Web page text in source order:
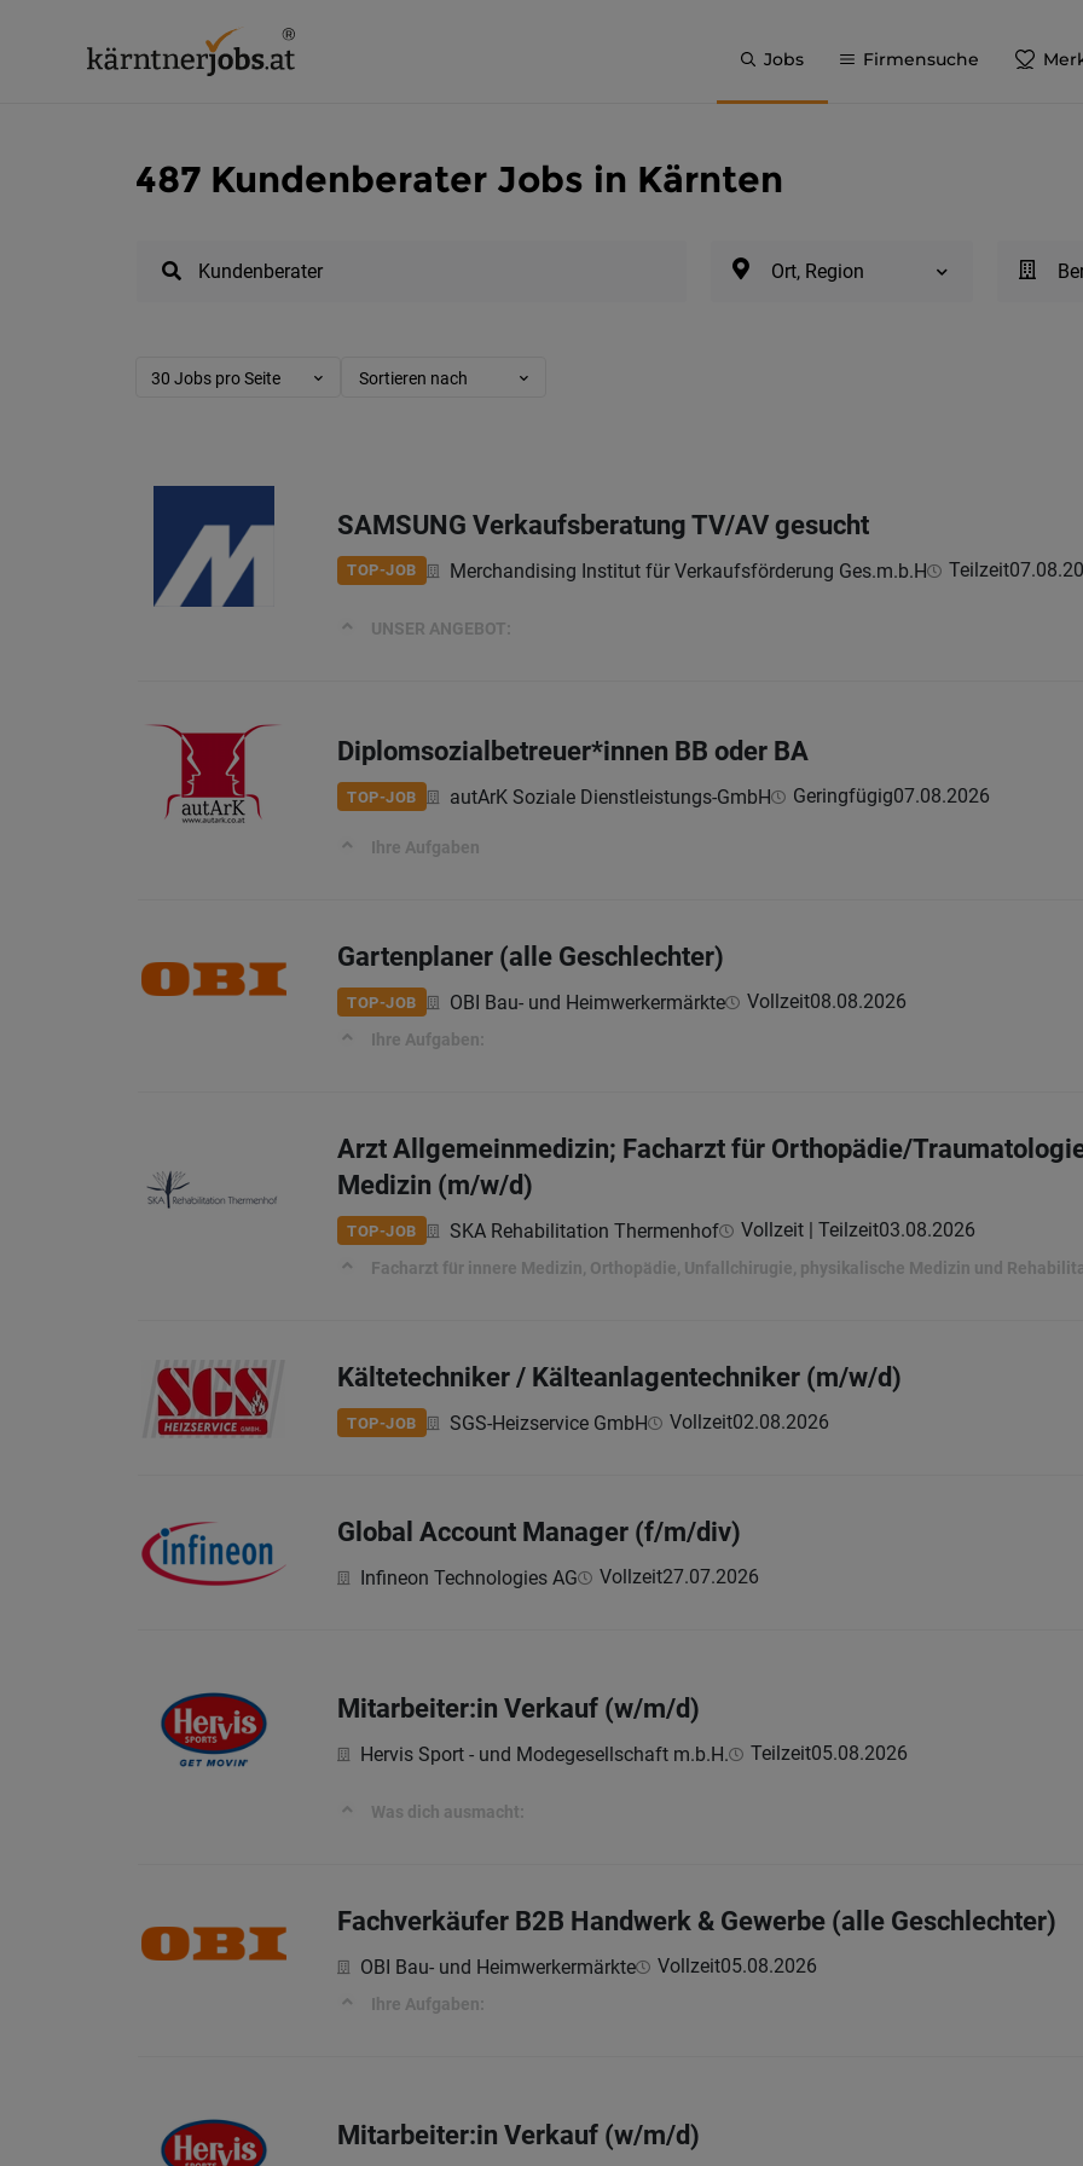
Jobs Firmensuche
487 Kundenberater Jobs in Kärnten
Ort, Region
30 Jobs pro Seite Sortieren nach
SAMSUNG Verkaufsberatung TV/AV gesucht
TOP-JOB Merchandising Institut für Verkaufsförderung Ges.m.b.H Teilzeit
UNSER ANGEBOT:
Diplomsozialbetreuer*innen BB oder BA
TOP-JOB autArK Soziale Dienstleistungs-GmbH Geringfügig07.08.2026
Ihre Aufgaben
Gartenplaner (alle Geschlechter)
TOP-JOB OBI Bau- und Heimwerkermärkte Vollzeit08.08.2026
Ihre Aufgaben:
Arzt Allgemeinmedizin; Facharzt für Orthopädie/
Medizin (m/w/d)
TOP-JOB SKA Rehabilitation Thermenhof Vollzeit | Teilzeit03.08.2026
Facharzt für innere Medizin, Orthopädie, Unfallchirugie, physikalische Medizin und
Kältetechniker / Kälteanlagentechniker (m/w/d)
TOP-JOB SGS-Heizservice GmbH Vollzeit02.08.2026
Global Account Manager (f/m/div)
Infineon Technologies AG Vollzeit27.07.2026
Mitarbeiter:in Verkauf (w/m/d)
Hervis Sport - und Modegesellschaft m.b.H. Teilzeit05.08.2026
Was dich ausmacht:
Fachverkäufer B2B Handwerk & Gewerbe (alle Geschlechter)
OBI Bau- und Heimwerkermärkte Vollzeit05.08.2026
Ihre Aufgaben:
Mitarbeiter:in Verkauf (w/m/d)